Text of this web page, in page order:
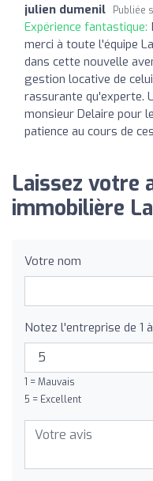
julien dumenil Publiée
Expérience fantastique:
merci à toute l'équipe
dans cette nouvelle
gestion locative de
rassurante qu'experte.
monsieur Delaire pour
patience au cours de
Laissez votre
immobilière
Votre nom
Notez l'entreprise de 1
1 = Mauvais
5 = Excellent